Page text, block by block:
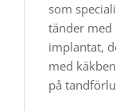
som
tänder med
implantat,
med
på